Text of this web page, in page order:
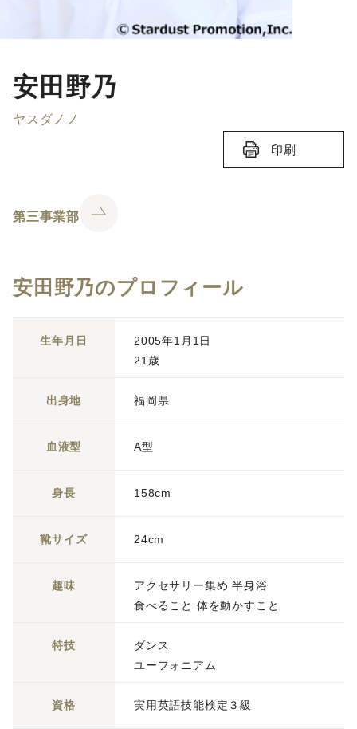
安田野乃
ヤスダノノ
印刷
第三事業部
安田野乃のプロフィール
生年月日
2005年1月1日
21歳
出身地 福岡県
血液型 A型
身長 158cm
靴サイズ 24cm
趣味
アクセサリー集め 半身浴
食べること 体を動かすこと
特技
ダンス
ユーフォニアム
資格 実用英語技能検定３級